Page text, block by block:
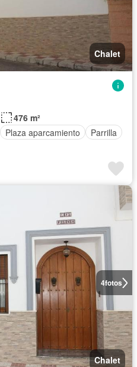
Chalet
476 m²
Plaza aparcamiento
Parrilla
4fotos
Chalet